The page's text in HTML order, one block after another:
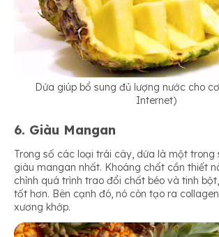
Dứa giúp bổ sung đủ lượng nước cho
Internet)
6. Giàu Mangan
Trong số các loại trái cây, dứa là một trong
giàu mangan nhất. Khoáng chất cần thiết
chỉnh quá trình trao đổi chất béo và tinh
tốt hơn. Bên cạnh đó, nó còn tạo ra
xương khớp.